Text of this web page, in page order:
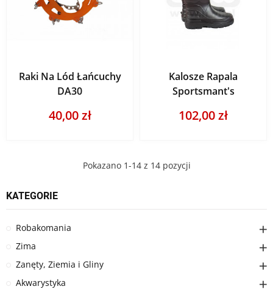
Raki Na Lód Łańcuchy
DA30
40,00 zł
Kalosze Rapala
Sportsmant's
102,00 zł
Pokazano 1-14 z 14 pozycji
KATEGORIE
Robakomania
Zima
Zanęty, Ziemia i Gliny
Akwarystyka